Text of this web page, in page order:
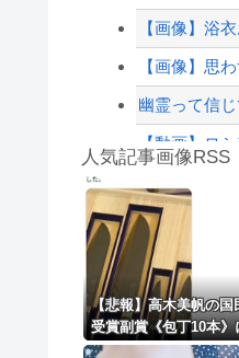
【配信者】
【緊急速報
【画像】浴
【画像】思
幽霊って信
【動画】ロ
【最近】冷
実況「金メ
8/4のニュース
日本旅行キ
更新中止の
人気記事画像RSS
【悲報】高木美帆の国
受賞副賞《包丁10本》
理の名前も刻印ｗｗｗ